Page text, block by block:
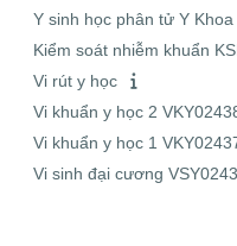
Y sinh học phân tử Y Khoa
Kiểm soát nhiễm khuẩn
Vi rút y học
Vi khuẩn y học 2
Vi khuẩn y học 1
Vi sinh đại cương